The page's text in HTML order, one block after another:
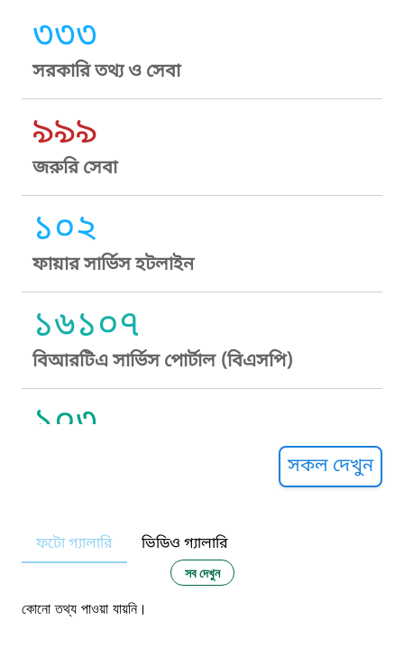
৩৩৩
সরকারি তথ্য ও সেবা
৯৯৯
জরুরি সেবা
১০২
ফায়ার সার্ভিস হটলাইন
১৬১০৭
বিআরটিএ সার্ভিস পোর্টাল (বিএসপি)
১০৩
নারী ও শিশু নির্যাতন প্রতিরোধ
১০৬
সকল দেখুন
ফটো গ্যালারি ভিডিও গ্যালারি
সব দেখুন
কোনো তথ্য পাওয়া যায়নি।